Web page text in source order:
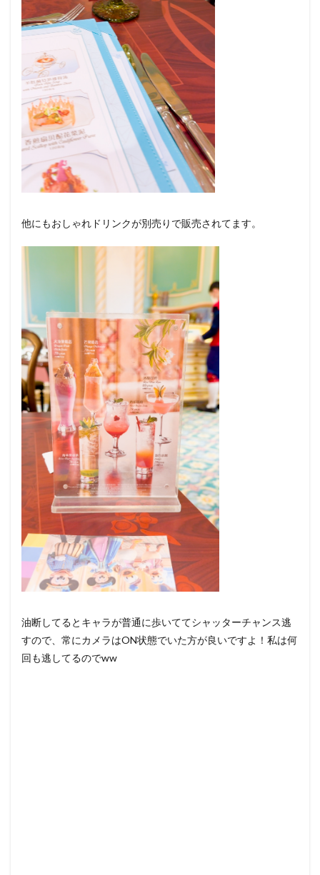
他にもおしゃれドリンクが別売りで販売されてます。
油断してるとキャラが普通に歩いててシャッターチャンス逃
すので、常にカメラはON状態でいた方が良いですよ！私は何
回も逃してるのでww